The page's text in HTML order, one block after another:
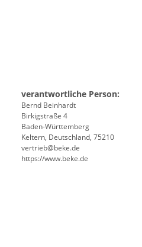
verantwortliche Person:
Bernd Beinhardt
Birkigstraße 4
Baden-Württemberg
Keltern, Deutschland, 75210
vertrieb@beke.de
https://www.beke.de